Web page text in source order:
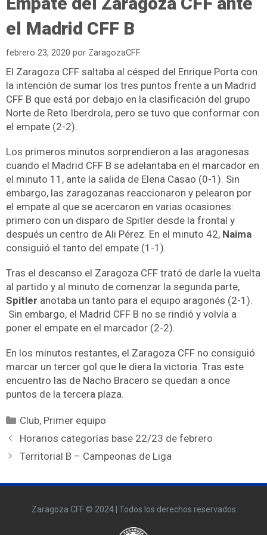
el Madrid CFF B
febrero 23, 2020 por ZaragozaCFF
El Zaragoza CFF saltaba al césped del Enrique Porta con
la intención de sumar los tres puntos frente a un Madrid
CFF B que está por debajo en la clasificación del grupo
Norte de Reto Iberdrola, pero se tuvo que conformar con
el empate (2-2).
Los primeros minutos sorprendieron a las aragonesas
cuando el Madrid CFF B se adelantaba en el marcador en
el minuto 11, ante la salida de Elena Casao (0-1). Sin
embargo, las zaragozanas reaccionaron y pelearon por
el empate al que se acercaron en varias ocasiones:
primero con un disparo de Spitler desde la frontal y
después un centro de Ali Pérez. En el minuto 42, Naima
consiguió el tanto del empate (1-1).
Tras el descanso el Zaragoza CFF trató de darle la vuelta
al partido y al minuto de comenzar la segunda parte,
Spitler anotaba un tanto para el equipo aragonés (2-1).
Sin embargo, el Madrid CFF B no se rindió y volvía a
poner el empate en el marcador (2-2).
En los minutos restantes, el Zaragoza CFF no consiguió
marcar un tercer gol que le diera la victoria. Tras este
encuentro las de Nacho Bracero se quedan a once
puntos de la tercera plaza.
Club, Primer equipo
Horarios categorías base 22/23 de febrero
Territorial B – Campeonas de Liga
Zaragoza CFF © 2024 | Todos los derechos reservados